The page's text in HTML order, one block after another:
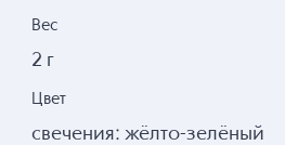
Вес
2 г
Цвет
свечения: жёлто-зелёный